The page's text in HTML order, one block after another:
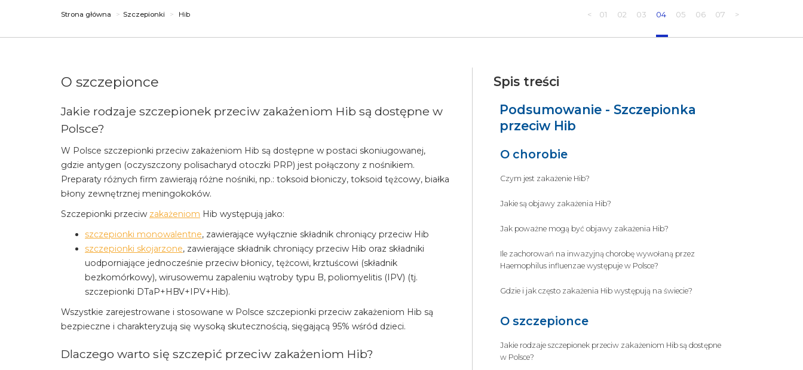
Strona główna Szczepionki Hib < 01 02 03 04 05 06 07 >
Spis treści
Podsumowanie - Szczepionka
przeciw Hib
O chorobie
Czym jest zakażenie Hib?
Jakie są objawy zakażenia Hib?
Jak poważne mogą być objawy zakażenia Hib?
Ile zachorowań na inwazyjną chorobę wywołaną przez
Haemophilus influenzae występuje w Polsce?
Gdzie i jak często zakażenia Hib występują na świecie?
O szczepionce
Jakie rodzaje szczepionek przeciw zakażeniom Hib są dostępne
w Polsce?
O szczepionce
Jakie rodzaje szczepionek przeciw zakażeniom Hib są dostępne w
Polsce?
W Polsce szczepionki przeciw zakażeniom Hib są dostępne w postaci skoniugowanej,
gdzie antygen (oczyszczony polisacharyd otoczki PRP) jest połączony z nośnikiem.
Preparaty różnych firm zawierają różne nośniki, np.: toksoid błoniczy, toksoid tężcowy, białka
błony zewnętrznej meningokoków.
Szczepionki przeciw zakażeniom Hib występują jako:
szczepionki monowalentne, zawierające wyłącznie składnik chroniący przeciw Hib
szczepionki skojarzone, zawierające składnik chroniący przeciw Hib oraz składniki
uodporniające jednocześnie przeciw błonicy, tężcowi, krztuścowi (składnik
bezkomórkowy), wirusowemu zapaleniu wątroby typu B, poliomyelitis (IPV) (tj.
szczepionki DTaP+HBV+IPV+Hib).
Wszystkie zarejestrowane i stosowane w Polsce szczepionki przeciw zakażeniom Hib są
bezpieczne i charakteryzują się wysoką skutecznością, sięgającą 95% wśród dzieci.
Dlaczego warto się szczepić przeciw zakażeniom Hib?